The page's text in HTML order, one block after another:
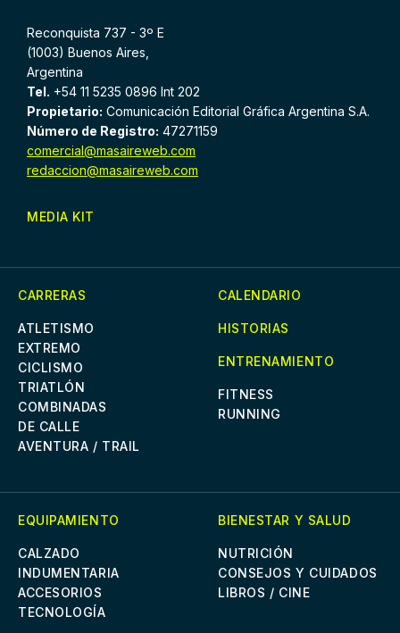
Reconquista 737 - 3º E
(1003) Buenos Aires,
Argentina
Tel. +54 11 5235 0896 Int 202
Propietario: Comunicación Editorial Gráfica Argentina S.A.
Número de Registro: 47271159
comercial@masaireweb.com
redaccion@masaireweb.com
MEDIA KIT
CARRERAS
ATLETISMO
EXTREMO
CICLISMO
TRIATLÓN
COMBINADAS
DE CALLE
AVENTURA / TRAIL
CALENDARIO
HISTORIAS
ENTRENAMIENTO
FITNESS
RUNNING
EQUIPAMIENTO
CALZADO
INDUMENTARIA
ACCESORIOS
TECNOLOGÍA
BIENESTAR Y SALUD
NUTRICIÓN
CONSEJOS Y CUIDADOS
LIBROS / CINE